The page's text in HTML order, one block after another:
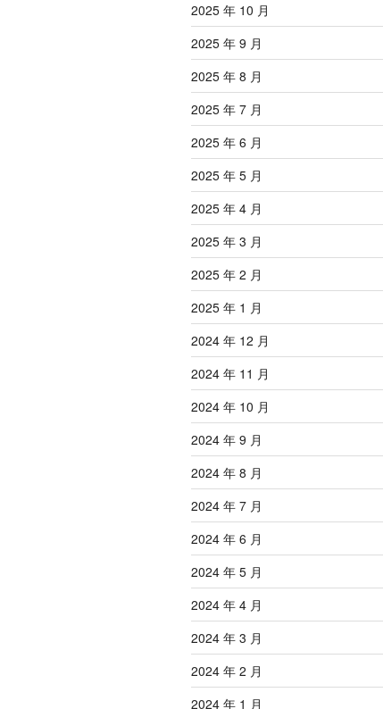
2025 年 10 月
2025 年 9 月
2025 年 8 月
2025 年 7 月
2025 年 6 月
2025 年 5 月
2025 年 4 月
2025 年 3 月
2025 年 2 月
2025 年 1 月
2024 年 12 月
2024 年 11 月
2024 年 10 月
2024 年 9 月
2024 年 8 月
2024 年 7 月
2024 年 6 月
2024 年 5 月
2024 年 4 月
2024 年 3 月
2024 年 2 月
2024 年 1 月